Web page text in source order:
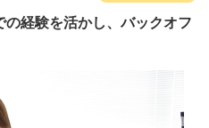
の経験を活かし、バックオフ